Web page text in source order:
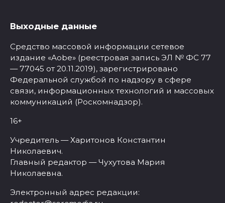
Выходные данные
Средство массовой информации сетевое
издание «Aobe» (реестровая запись ЭЛ № ФС 77
— 77045 от 20.11.2019), зарегистрировано
Федеральной службой по надзору в сфере
связи, информационных технологий и массовых
коммуникаций (Роскомнадзор).
16+
Учредитель — Харитонов Константин
Николаевич.
Главный редактор — Чухутова Мария
Николаевна.
Электронный адрес редакции: